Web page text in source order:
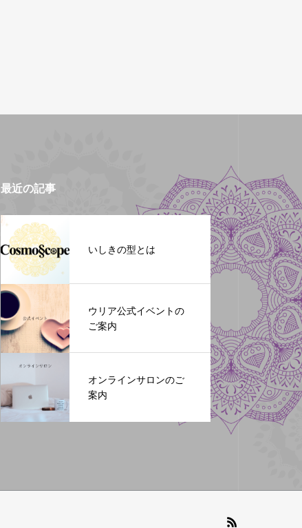
最近の記事
いしきの型とは
ウリア公式イベントの
ご案内
オンラインサロンのご
案内